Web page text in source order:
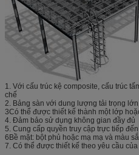
1. Với cấu trúc kệ composite, cấu trúc
chế
2. Bảng sàn với dung lượng tải trọng
3Có thể được thiết kế thành một lớp
4. Đảm bảo sử dụng không gian đầy đủ
5. Cung cấp quyền truy cập trực tiếp
6Bề mặt: bột phủ hoặc mạ mạ và màu
7. Có thể được thiết kế theo yêu cầu